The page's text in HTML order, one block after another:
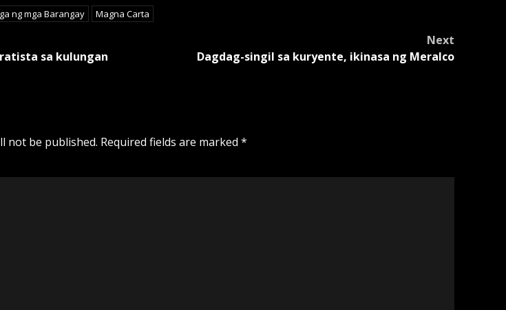
ng mga Barangay Magna Carta
sa kulungan
Next
Dagdag-singil sa kuryente, ikinasa ng Meralco
not be published. Required fields are marked *